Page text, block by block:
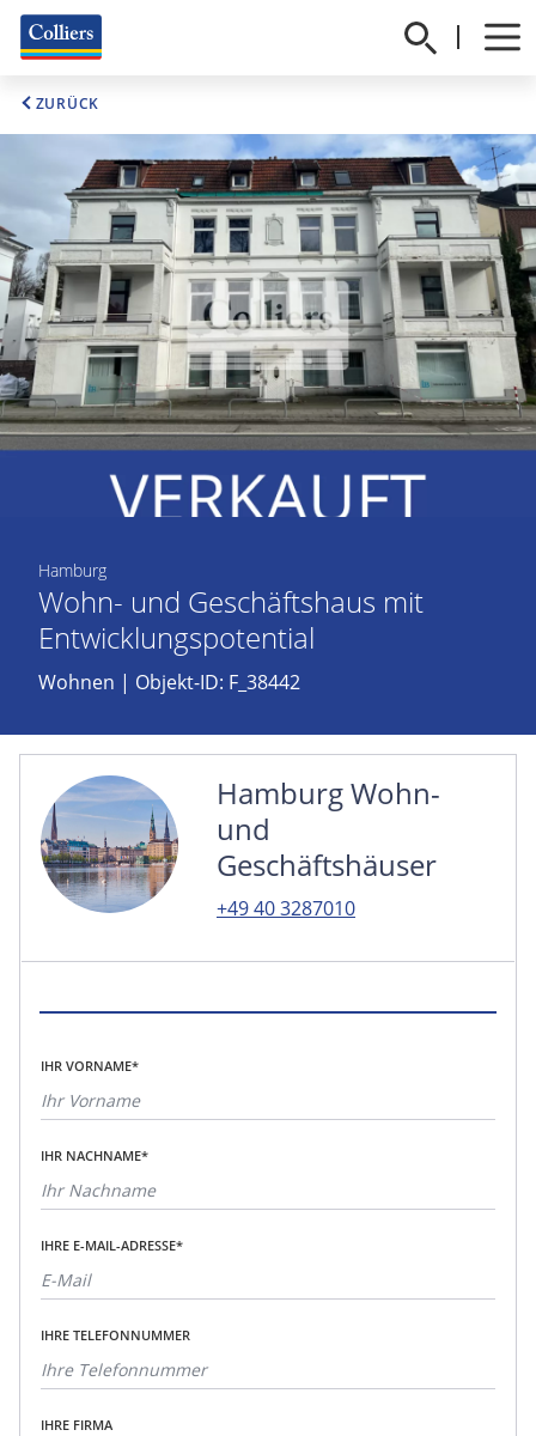
ZURÜCK
Hamburg
Wohn- und Geschäftshaus mit
Entwicklungspotential
Wohnen | Objekt-ID: F_38442
Hamburg Wohn-
und
Geschäftshäuser
+49 40 3287010
IHR VORNAME*
IHR NACHNAME*
IHRE E-MAIL-ADRESSE*
IHRE TELEFONNUMMER
IHRE FIRMA